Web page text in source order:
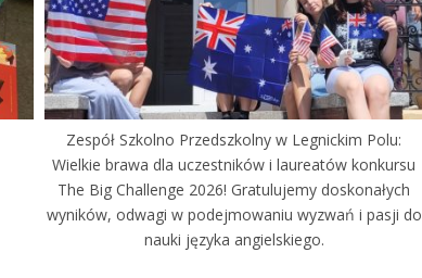
Zespół Szkolno Przedszkolny w Legnickim Polu:
Wielkie brawa dla uczestników i laureatów konkursu
The Big Challenge 2026! Gratulujemy doskonałych
wyników, odwagi w podejmowaniu wyzwań i pasji do
nauki języka angielskiego.